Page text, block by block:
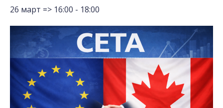
26 март => 16:00 - 18:00